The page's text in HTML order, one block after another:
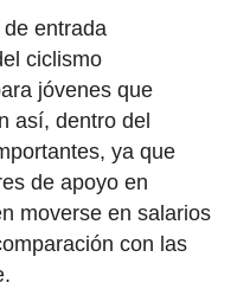
entrada
ciclismo
jóvenes que
así, dentro del
ya que
de apoyo en
moverse en salarios
con las